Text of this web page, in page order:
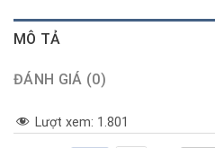
MÔ TẢ
ĐÁNH GIÁ (0)
Lượt xem: 1.801